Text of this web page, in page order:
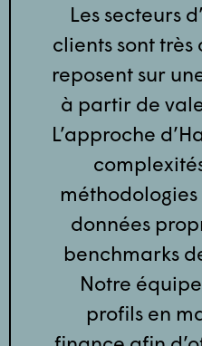
Les secteurs
clients sont
reposent sur
à partir de
L’approche
méthodologies
données
benchmarks
Notre
profils en